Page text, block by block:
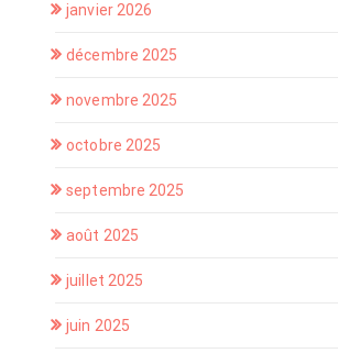
janvier 2026
décembre 2025
novembre 2025
octobre 2025
septembre 2025
août 2025
juillet 2025
juin 2025